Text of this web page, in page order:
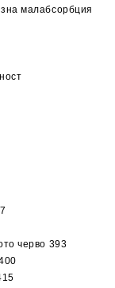
малабсорбция
черво 393